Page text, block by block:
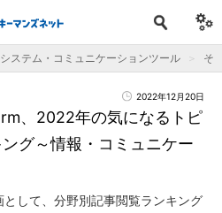
ステム・コミュニケーションツール そ
2022年12月20日
、2022年の気になるトピ
グ～情報・コミュニケー
して、分野別記事閲覧ランキング